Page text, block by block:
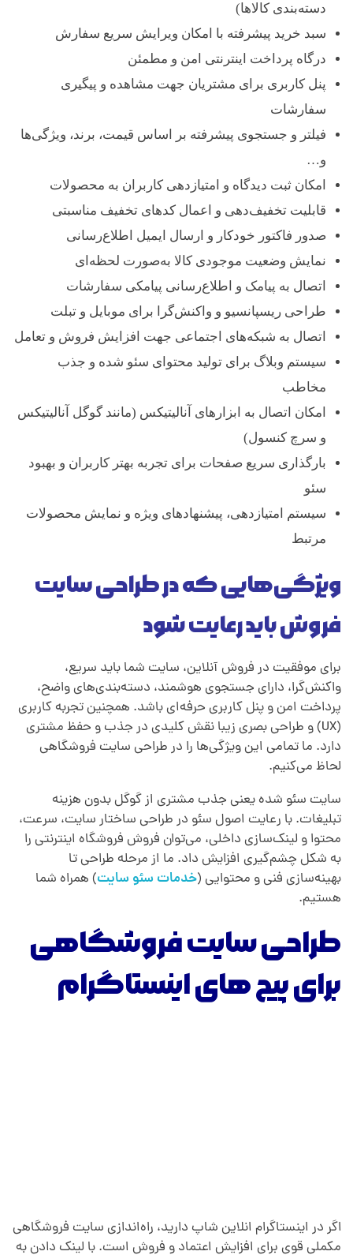
دسته‌بندی کالاها)
سبد خرید پیشرفته با امکان ویرایش سریع سفارش
درگاه پرداخت اینترنتی امن و مطمئن
پنل کاربری برای مشتریان جهت مشاهده و پیگیری
سفارشات
فیلتر و جستجوی پیشرفته بر اساس قیمت، برند، ویژگی‌ها
و…
امکان ثبت دیدگاه و امتیازدهی کاربران به محصولات
قابلیت تخفیف‌دهی و اعمال کدهای تخفیف مناسبتی
صدور فاکتور خودکار و ارسال ایمیل اطلاع‌رسانی
نمایش وضعیت موجودی کالا به‌صورت لحظه‌ای
اتصال به پیامک و اطلاع‌رسانی پیامکی سفارشات
طراحی ریسپانسیو و واکنش‌گرا برای موبایل و تبلت
اتصال به شبکه‌های اجتماعی جهت افزایش فروش و تعامل
سیستم وبلاگ برای تولید محتوای سئو شده و جذب
مخاطب
امکان اتصال به ابزارهای آنالیتیکس (مانند گوگل آنالیتیکس
و سرچ کنسول)
بارگذاری سریع صفحات برای تجربه بهتر کاربران و بهبود
سئو
سیستم امتیازدهی، پیشنهادهای ویژه و نمایش محصولات
مرتبط
ویژگی‌هایی که در طراحی سایت
فروش باید رعایت شود
برای موفقیت در فروش آنلاین، سایت شما باید سریع،
واکنش‌گرا، دارای جستجوی هوشمند، دسته‌بندی‌های واضح،
پرداخت امن و پنل کاربری حرفه‌ای باشد. همچنین تجربه کاربری
(UX) و طراحی بصری زیبا نقش کلیدی در جذب و حفظ مشتری
دارد. ما تمامی این ویژگی‌ها را در طراحی سایت فروشگاهی
لحاظ می‌کنیم.
سایت سئو شده یعنی جذب مشتری از گوگل بدون هزینه
تبلیغات. با رعایت اصول سئو در طراحی ساختار سایت، سرعت،
محتوا و لینک‌سازی داخلی، می‌توان فروش فروشگاه اینترنتی را
به شکل چشم‌گیری افزایش داد. ما از مرحله طراحی تا
بهینه‌سازی فنی و محتوایی (خدمات سئو سایت) همراه شما
هستیم.
طراحی سایت فروشگاهی
برای پیج های اینستاگرام
اگر در اینستاگرام انلاین شاپ دارید، راه‌اندازی سایت فروشگاهی
مکملی قوی برای افزایش اعتماد و فروش است. با لینک دادن به